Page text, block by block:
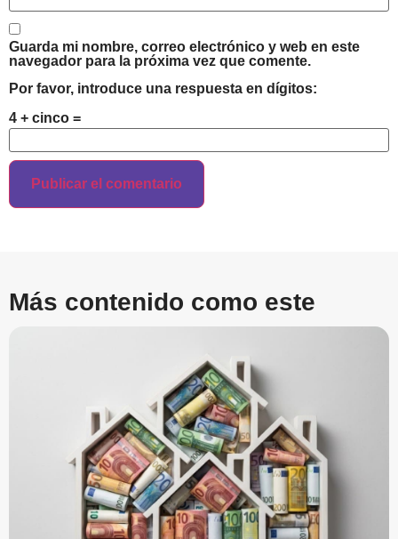
Guarda mi nombre, correo electrónico y web en este
navegador para la próxima vez que comente.
Por favor, introduce una respuesta en dígitos:
4 + cinco =
Más contenido como este